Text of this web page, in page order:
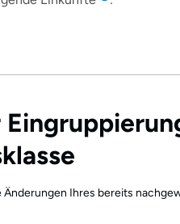
Änderungen Ihres bereits